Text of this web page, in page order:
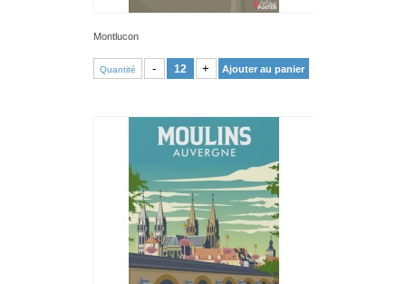
Montlucon
Quantité - + Ajouter au panier